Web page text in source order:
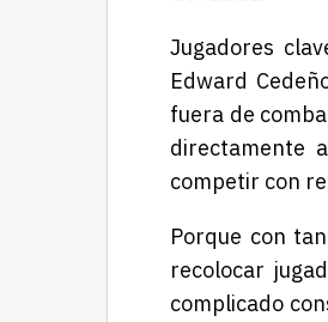
Jugadores
Edward
fuera de
directamente
competir con
Porque con
recolocar
complicado